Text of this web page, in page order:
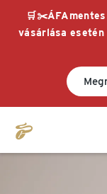
vásárlása esetén